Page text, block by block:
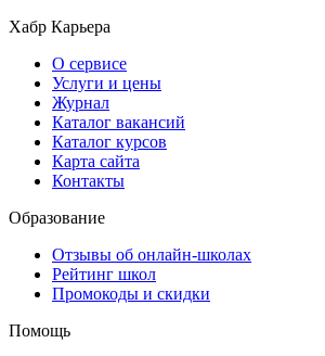
Хабр Карьера
О сервисе
Услуги и цены
Журнал
Каталог вакансий
Каталог курсов
Карта сайта
Контакты
Образование
Отзывы об онлайн-школах
Рейтинг школ
Промокоды и скидки
Помощь